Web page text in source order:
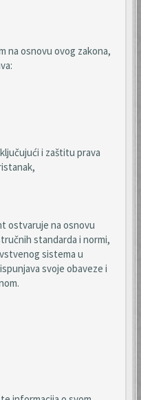
na osnovu ovog zakona,
i zaštitu prava
ostvaruje na osnovu
standarda i normi,
sistema u
svoje obaveze i